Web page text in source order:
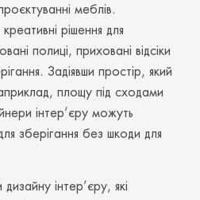
меблів.
рішення для
полиці, приховані відсіки
Задіявши простір, який
площу під сходами
інтер’єру можуть
зберігання без шкоди для
інтер’єру, які